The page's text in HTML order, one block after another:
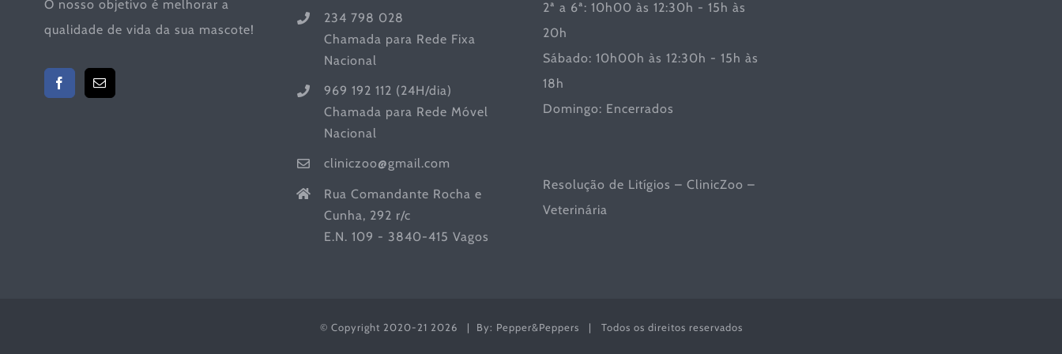
O nosso objetivo é melhorar a
qualidade de vida da sua mascote!
234 798 028
Chamada para Rede Fixa
Nacional
969 192 112 (24H/dia)
Chamada para Rede Móvel
Nacional
cliniczoo@gmail.com
Rua Comandante Rocha e
Cunha, 292 r/c
E.N. 109 - 3840-415 Vagos
2ª a 6ª: 10h00 às 12:30h - 15h às
20h
Sábado: 10h00h às 12:30h - 15h às
18h
Domingo: Encerrados
Resolução de Litígios – ClinicZoo –
Veterinária
© Copyright 2020-21 2026 | By: Pepper&Peppers | Todos os direitos reservados